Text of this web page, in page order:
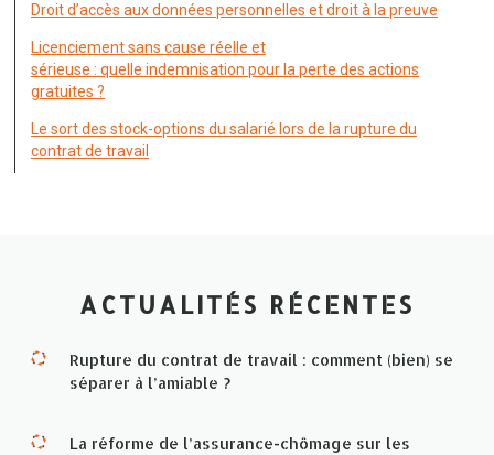
Droit d’accès aux données personnelles et droit à la preuve
Licenciement sans cause réelle et
sérieuse : quelle indemnisation pour la perte des actions
gratuites ?
Le sort des stock-options du salarié lors de la rupture du
contrat de travail
ACTUALITÉS RÉCENTES
Rupture du contrat de travail : comment (bien) se
séparer à l’amiable ?
La réforme de l’assurance-chômage sur les